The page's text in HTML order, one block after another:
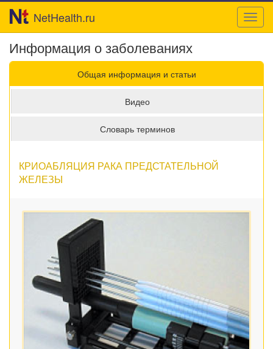
NetHealth.ru
Информация о заболеваниях
Общая информация и статьи
Видео
Словарь терминов
КРИОАБЛЯЦИЯ РАКА ПРЕДСТАТЕЛЬНОЙ
ЖЕЛЕЗЫ